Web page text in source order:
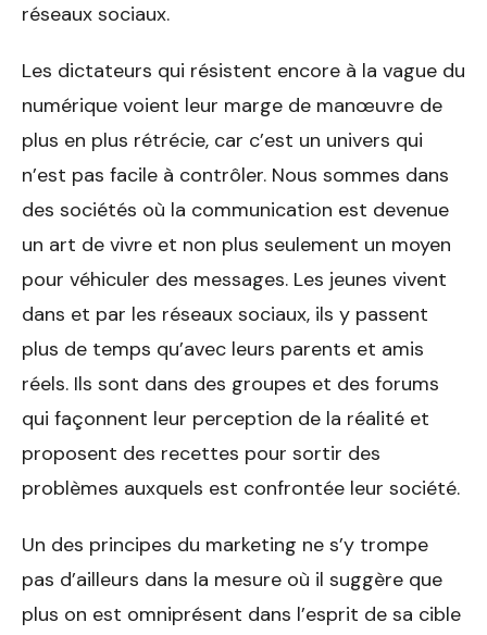
réseaux sociaux.
Les dictateurs qui résistent encore à la vague du
numérique voient leur marge de manœuvre de
plus en plus rétrécie, car c’est un univers qui
n’est pas facile à contrôler. Nous sommes dans
des sociétés où la communication est devenue
un art de vivre et non plus seulement un moyen
pour véhiculer des messages. Les jeunes vivent
dans et par les réseaux sociaux, ils y passent
plus de temps qu’avec leurs parents et amis
réels. Ils sont dans des groupes et des forums
qui façonnent leur perception de la réalité et
proposent des recettes pour sortir des
problèmes auxquels est confrontée leur société.
Un des principes du marketing ne s’y trompe
pas d’ailleurs dans la mesure où il suggère que
plus on est omniprésent dans l’esprit de sa cible